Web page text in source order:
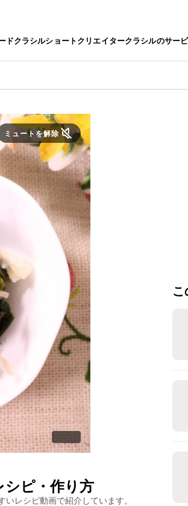
ドクラシルショートクリエイタークラシルのサー
ミュートを解除
ピ・作り方
いレシピ動画で紹介しています。